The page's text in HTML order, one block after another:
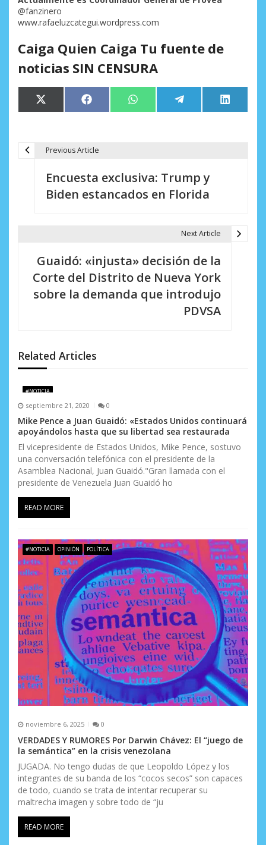
@fanzinero
www.rafaeluzcategui.wordpress.com
Caiga Quien Caiga Tu fuente de
noticias SIN CENSURA
Compartir
en
X
(Twitter)
Compartir
en
Facebook Compartir
en
WhatsApp Compartir
en
Telegram
en
LinkedIn
n
d
e
e
n
t
r
a
d
a
s
Previous Article
Encuesta exclusiva: Trump y
Biden estancados en Florida
Next Article
Guaidó: «injusta» decisión de la
Corte del Distrito de Nueva York
sobre la demanda que introdujo
PDVSA
Related Articles
#NOTICIA
septiembre 21, 2020 0
Mike Pence a Juan Guaidó: «Estados Unidos continuará
apoyándolos hasta que su libertad sea restaurada
El vicepresidente de Estados Unidos, Mike Pence, sostuvo
una conversación telefónica con el presidente de la
Asamblea Nacional, Juan Guaidó."Gran llamada con el
presidente de Venezuela Juan Guaidó ho
READ MORE
#NOTICIA OPINIÓN POLÍTICA
noviembre 6, 2025 0
VERDADES Y RUMORES Por Darwin Chávez: El “juego de
la semántica” en la crisis venezolana
JUGADA. No tengo dudas de que Leopoldo López y los
integrantes de su banda de los “cocos secos” son capaces
de todo, cuando se trata de intentar recuperar su
maltrecha imagen y sobre todo de “ju
READ MORE